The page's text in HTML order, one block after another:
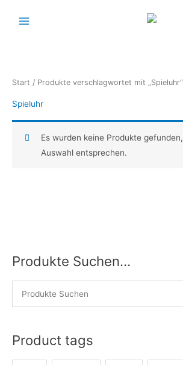
Inhalt
Start / Produkte verschlagwortet mit „Spieluhr“
Spieluhr
Es wurden keine Produkte
Auswahl entsprechen.
Produkte Suchen…
Product tags